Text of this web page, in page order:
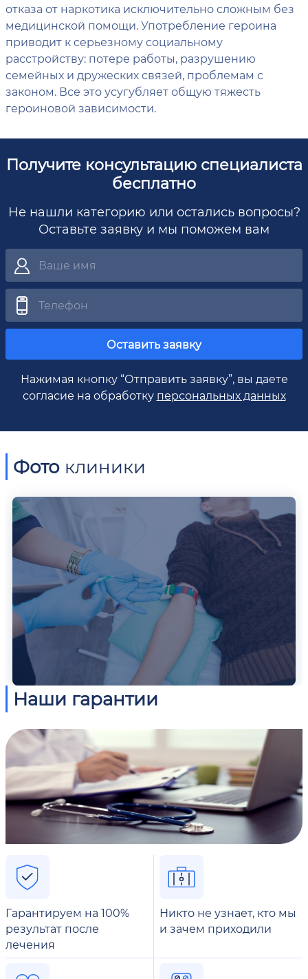
отказа от наркотика исключительно сложным без
медицинской помощи. Употребление героина
приводит к серьезному социальному
расстройству: потере работы, разрушению
семейных и дружеских связей, проблемам с
законом. Все это усугубляет общую тяжесть
героиновой зависимости.
Получите консультацию специалиста
бесплатно
Не нашли категорию или остались вопросы?
Оставьте заявку и мы поможем вам
Оставить заявку
Нажимая кнопку “Отправить заявку”, вы даете
согласие на обработку персональных данных
Фото клиники
Наши гарантии
Гарантируем на 100%
результат после
лечения
Никто не узнает, кто мы
и зачем приходили